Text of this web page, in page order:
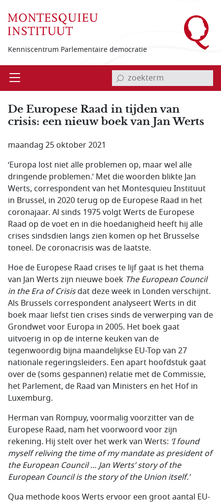
Kenniscentrum Parlementaire democratie
Open invoerveld zoekterm
De Europese Raad in tijden van
crisis: een nieuw boek van Jan Werts
maandag 25 oktober 2021
‘Europa lost niet alle problemen op, maar wel alle
dringende problemen.’ Met die woorden blikte Jan
Werts, correspondent van het Montesquieu Instituut
in Brussel, in 2020 terug op de Europese Raad in het
coronajaar. Al sinds 1975 volgt Werts de Europese
Raad op de voet en in die hoedanigheid heeft hij alle
crises sindsdien langs zien komen op het Brusselse
toneel. De coronacrisis was de laatste.
Hoe de Europese Raad crises te lijf gaat is het thema
van Jan Werts zijn nieuwe boek The European Council
in the Era of Crisisdat deze week in Londen verschijnt.
Als Brussels correspondent analyseert Werts in dit
boek maar liefst tien crises sinds de verwerping van de
Grondwet voor Europa in 2005. Het boek gaat
uitvoerig in op de interne keuken van de
tegenwoordig bijna maandelijkse EU-Top van 27
nationale regeringsleiders. Een apart hoofdstuk gaat
over de (soms gespannen) relatie met de Commissie,
het Parlement, de Raad van Ministers en het Hof in
Luxemburg.
Herman van Rompuy, voormalig voorzitter van de
Europese Raad, nam het voorwoord voor zijn
rekening. Hij stelt over het werk van Werts: ‘I found
myself reliving the time of my mandate as president of
the European Council … Jan Werts’ story of the
European Council is the story of the Union itself.’
Qua methode koos Werts ervoor een groot aantal EU-